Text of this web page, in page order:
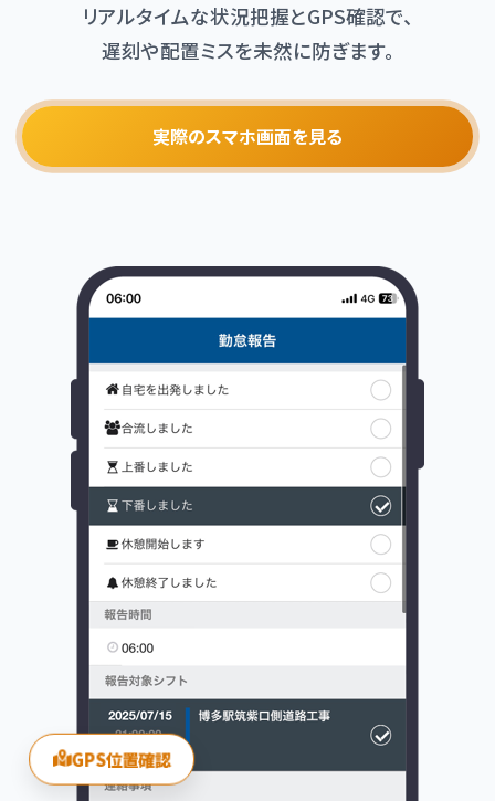
リアルタイムな状況把握とGPS確認で、
遅刻や配置ミスを未然に防ぎます。
実際のスマホ画面を見る
GPS位置確認